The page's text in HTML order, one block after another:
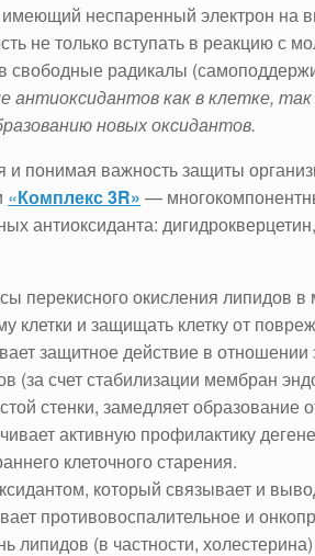
неспаренный электрон на
не только вступать в реакцию с
свободные радикалы
антиоксидантов как в клетке, так
новых оксидантов.
понимая важность защиты
«Комплекс 3R» —
антиоксиданта:
перекисного окисления липидов
клетки и защищать клетку от
защитное действие в отношении
(за счет стабилизации мембран
стенки, замедляет образование
активную профилактику
клеточного старения.
который связывает и
противовоспалительное и
липидов (в частности,